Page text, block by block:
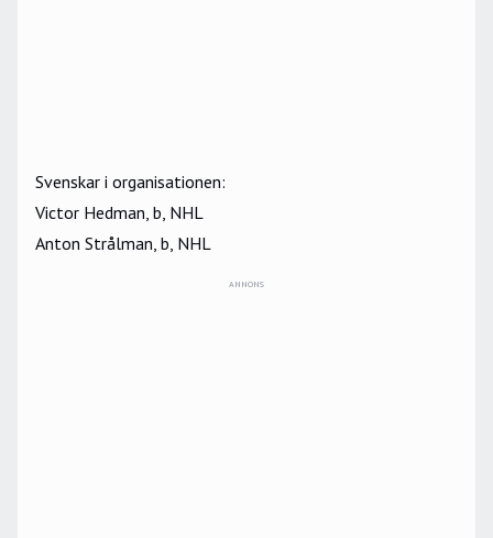
Svenskar i organisationen:
Victor Hedman, b, NHL
Anton Strålman, b, NHL
ANNONS